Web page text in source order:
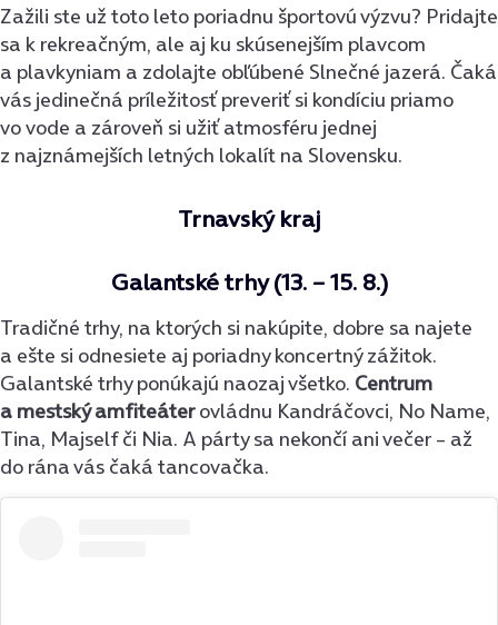
Zažili ste už toto leto poriadnu športovú výzvu? Pridajte
sa k rekreačným, ale aj ku skúsenejším plavcom
a plavkyniam a zdolajte obľúbené Slnečné jazerá. Čaká
vás jedinečná príležitosť preveriť si kondíciu priamo
vo vode a zároveň si užiť atmosféru jednej
z najznámejších letných lokalít na Slovensku.
Trnavský kraj
Galantské trhy (13. – 15. 8.)
Tradičné trhy, na ktorých si nakúpite, dobre sa najete
a ešte si odnesiete aj poriadny koncertný zážitok.
Galantské trhy ponúkajú naozaj všetko. Centrum
a mestský amfiteáterovládnu Kandráčovci, No Name,
Tina, Majself či Nia. A párty sa nekončí ani večer – až
do rána vás čaká tancovačka.